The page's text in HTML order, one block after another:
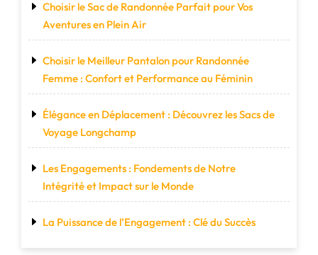
Choisir le Sac de Randonnée Parfait pour Vos
Aventures en Plein Air
Choisir le Meilleur Pantalon pour Randonnée
Femme : Confort et Performance au Féminin
Élégance en Déplacement : Découvrez les Sacs de
Voyage Longchamp
Les Engagements : Fondements de Notre
Intégrité et Impact sur le Monde
La Puissance de l’Engagement : Clé du Succès